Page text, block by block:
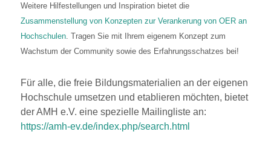
Weitere Hilfestellungen und Inspiration bietet die
Zusammenstellung von Konzepten zur Verankerung von OER an
Hochschulen . Tragen Sie mit Ihrem eigenem Konzept zum
Wachstum der Community sowie des Erfahrungsschatzes bei!
Für alle, die freie Bildungsmaterialien an der eigenen
Hochschule umsetzen und etablieren möchten, bietet
der AMH e.V. eine spezielle Mailingliste an:
https://amh-ev.de/index.php/search.html